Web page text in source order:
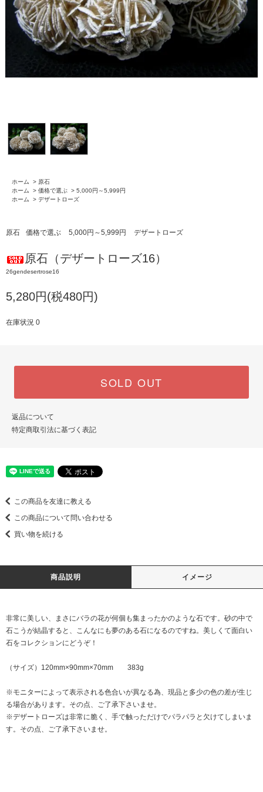
ホーム > 原石
ホーム
> 価格で選ぶ > 5,000円～5,999円
ホーム
> デザートローズ
原石 価格で選ぶ 5,000円～5,999円 デザートローズ
原石（デザートローズ16）
26gendesertrose16
5,280円(税480円)
在庫状況 0
SOLD OUT
返品について
特定商取引法に基づく表記
この商品を友達に教える
この商品について問い合わせる
買い物を続ける
商品説明 イメージ
非常に美しい、まさにバラの花が何個も集まったかのような石です。砂の中で
石こうが結晶すると、こんなにも夢のある石になるのですね。美しくて面白い
石をコレクションにどうぞ！
（サイズ）120mm×90mm×70mm 383g
※モニターによって表示される色合いが異なる為、現品と多少の色の差が生じ
る場合があります。その点、ご了承下さいませ。
※デザートローズは非常に脆く、手で触っただけでパラパラと欠けてしまいま
す。その点、ご了承下さいませ。